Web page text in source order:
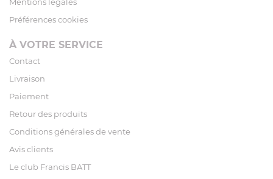
Préférences cookies
À VOTRE SERVICE
Contact
Livraison
Paiement
Retour des produits
Conditions générales de vente
Avis clients
Le club Francis BATT